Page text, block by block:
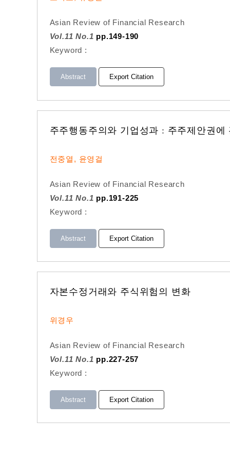
Asian Review of Financial Research
Vol.11 No.1 pp.149-190
Keyword :
Abstract Export Citation
주주행동주의와 기업성과 : 주주제안권에
전중열, 윤영걸
Asian Review of Financial Research
Vol.11 No.1 pp.191-225
Keyword :
Abstract Export Citation
자본수정거래와 주식위험의 변화
위경우
Asian Review of Financial Research
Vol.11 No.1 pp.227-257
Keyword :
Abstract Export Citation